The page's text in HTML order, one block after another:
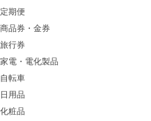
定期便
商品券・金券
旅行券
家電・電化製品
自転車
日用品
化粧品